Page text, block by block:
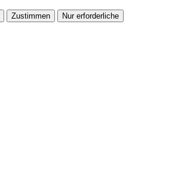
Zustimmen Nur erforderliche